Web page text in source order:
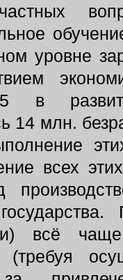
уровне
в
14 млн.
всех
всё
(требуя